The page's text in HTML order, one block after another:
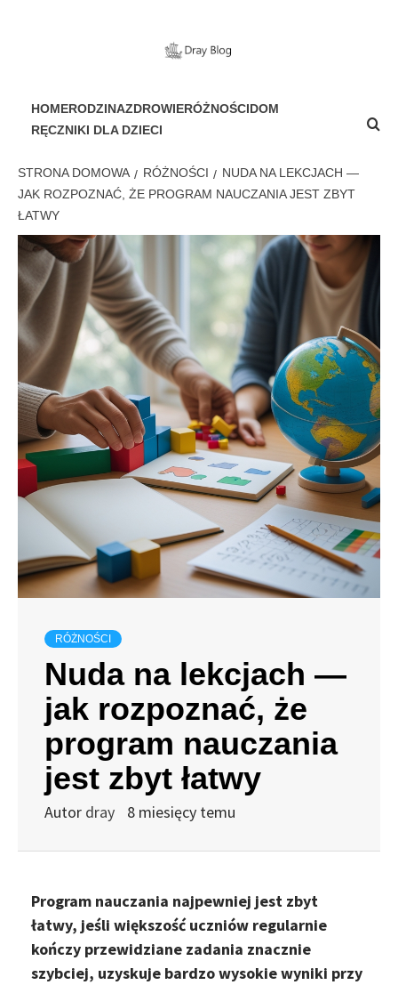
HOMERODZINAZDROWIERÓŻNOŚCIDOM
RĘCZNIKI DLA DZIECI
STRONA DOMOWA RÓŻNOŚCI
NUDA NA LEKCJACH —
JAK ROZPOZNAĆ, ŻE PROGRAM NAUCZANIA JEST ZBYT
ŁATWY
RÓŻNOŚCI
Nuda na lekcjach —
jak rozpoznać, że
program nauczania
jest zbyt łatwy
Autor dray 8 miesięcy temu
Program nauczania najpewniej jest zbyt
łatwy, jeśli większość uczniów regularnie
kończy przewidziane zadania znacznie
szybciej, uzyskuje bardzo wysokie wyniki przy